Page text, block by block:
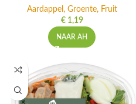
Aardappel, Groente, Fruit
€1,19
NAAR AH